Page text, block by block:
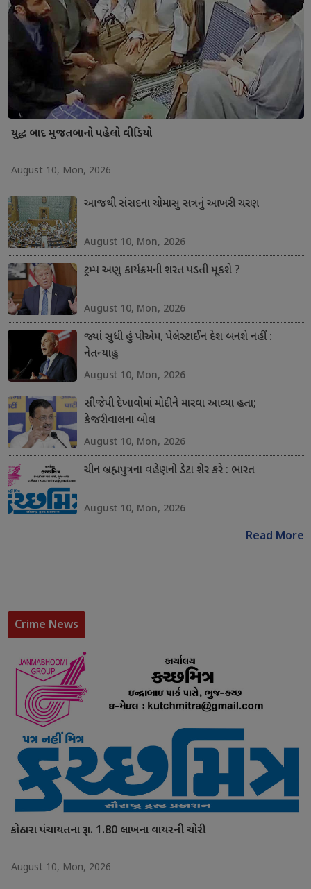
યુદ્ધ બાદ મુજતબાનો પહેલો વીડિયો
August 10, Mon, 2026
આજથી સંસદના ચોમાસુ સત્રનું આખરી ચરણ
August 10, Mon, 2026
ટ્રમ્પ અણુ કાર્યક્રમની શરત પડતી મૂકશે ?
August 10, Mon, 2026
જ્યાં સુધી હું પીએમ, પેલેસ્ટાઈન દેશ બનશે નહીં :
નેતન્યાહુ
August 10, Mon, 2026
સીજેપી દેખાવોમાં મોદીને મારવા આવ્યા હતા;
કેજરીવાલના બોલ
August 10, Mon, 2026
ચીન બ્રહ્મપુત્રના વહેણનો ડેટા શેર કરે : ભારત
August 10, Mon, 2026
Read More
Crime News
કોઠારા પંચાયતના રૂા. 1.80 લાખના વાયરની ચોરી
August 10, Mon, 2026